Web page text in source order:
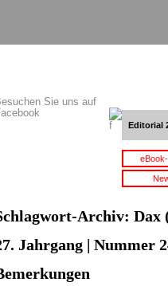
Sie uns auf
Editorial
Archiv: Dax
Jahrgang | Nummer